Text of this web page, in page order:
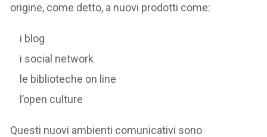
origine, come detto, a nuovi prodotti come:
i blog
i social network
le biblioteche on line
l’open culture
Questi nuovi ambienti comunicativi sono